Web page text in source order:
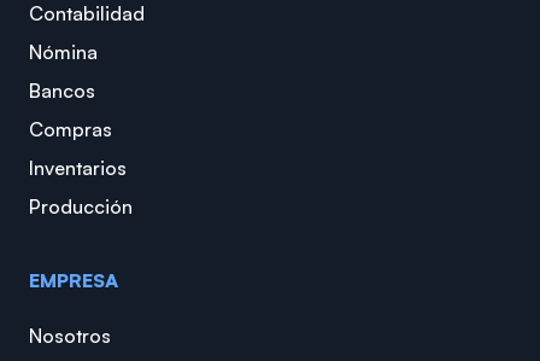
Contabilidad
Nómina
Bancos
Compras
Inventarios
Producción
EMPRESA
Nosotros